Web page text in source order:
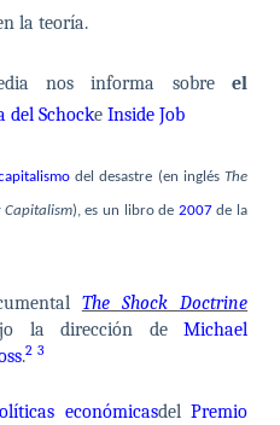
la teoría.
nos informa sobreel
del Schocke Inside Job
del desastre (en inglésThe
Capitalism), es un libro de 2007de la
The Shock Doctrine
la dirección deMichael
.2 3
económicasdelPremio